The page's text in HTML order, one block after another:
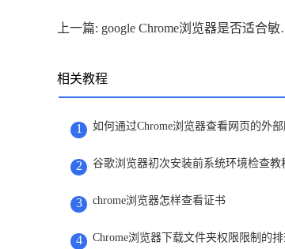
上一篇:
相关教程
1 如何通过Chrome浏览器查看网页的外
2 谷歌浏览器初次安装前系统环境检查教
3 chrome浏览器怎样查看证书
4 Chrome浏览器下载文件夹权限限制的